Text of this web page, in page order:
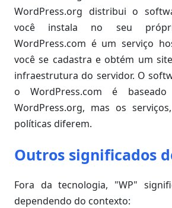
WordPress.org distribui o
você instala no seu
WordPress.com é um serviço
você se cadastra e obtém um
infraestrutura do servidor. O
o WordPress.com é
WordPress.org, mas os
políticas diferem.
Outros significados
Fora da tecnologia, "WP"
dependendo do contexto: